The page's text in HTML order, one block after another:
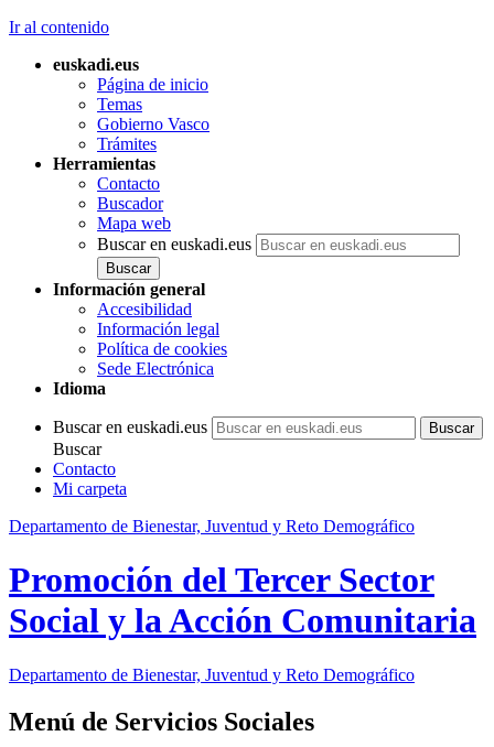
Ir al contenido
euskadi.eus
Página de inicio
Temas
Gobierno Vasco
Trámites
Herramientas
Contacto
Buscador
Mapa web
Buscar en euskadi.eus
Información general
Accesibilidad
Información legal
Política de cookies
Sede Electrónica
Idioma
Buscar en euskadi.eus
Buscar
Contacto
Mi carpeta
Departamento de Bienestar, Juventud y Reto Demográfico
Promoción del Tercer Sector
Social y la Acción Comunitaria
Departamento de Bienestar, Juventud y Reto Demográfico
Menú de Servicios Sociales